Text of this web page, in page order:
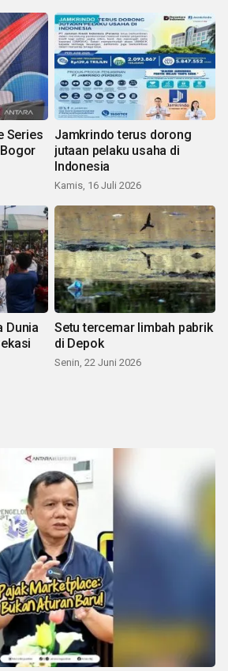
Series
Jamkrindo terus dorong
jutaan pelaku usaha di
Indonesia
Kamis, 16 Juli 2026
Dunia
Setu tercemar limbah pabrik
di Depok
Senin, 22 Juni 2026